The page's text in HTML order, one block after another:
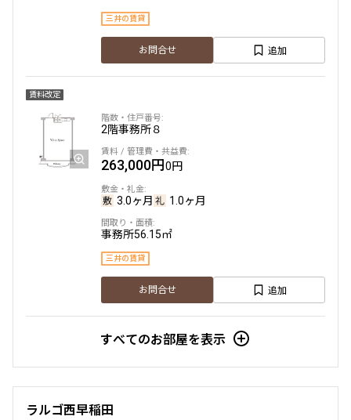
三井の賃貸
お問合せ 追加
賃料改定
2階事務所８
263,000円0円
3.0ヶ月 1.0ヶ月
事務所56.15㎡
三井の賃貸
お問合せ 追加
すべてのお部屋を表示
ラルゴ西早稲田